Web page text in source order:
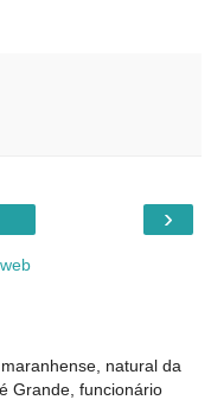
›
natural da
Grande, funcionário